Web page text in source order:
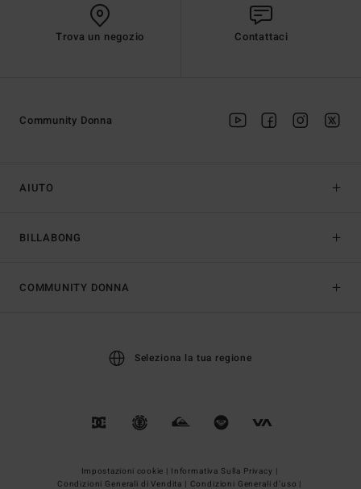
Trova un negozio Contattaci
AIUTO
BILLABONG
Community Donna
COMMUNITY DONNA
Seleziona la tua regione
Impostazioni cookie | Informativa Sulla Privacy |
Condizioni Generali di Vendita | Condizioni Generali d’uso |